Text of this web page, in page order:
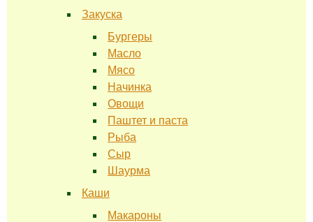
Закуска
Бургеры
Масло
Мясо
Начинка
Овощи
Паштет и паста
Рыба
Сыр
Шаурма
Каши
Макароны